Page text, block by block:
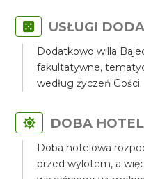
USŁUGI
Dodatkowo willa
fakultatywne,
według życzeń Gości.
DOBA
Doba hotelowa
przed wylotem, a